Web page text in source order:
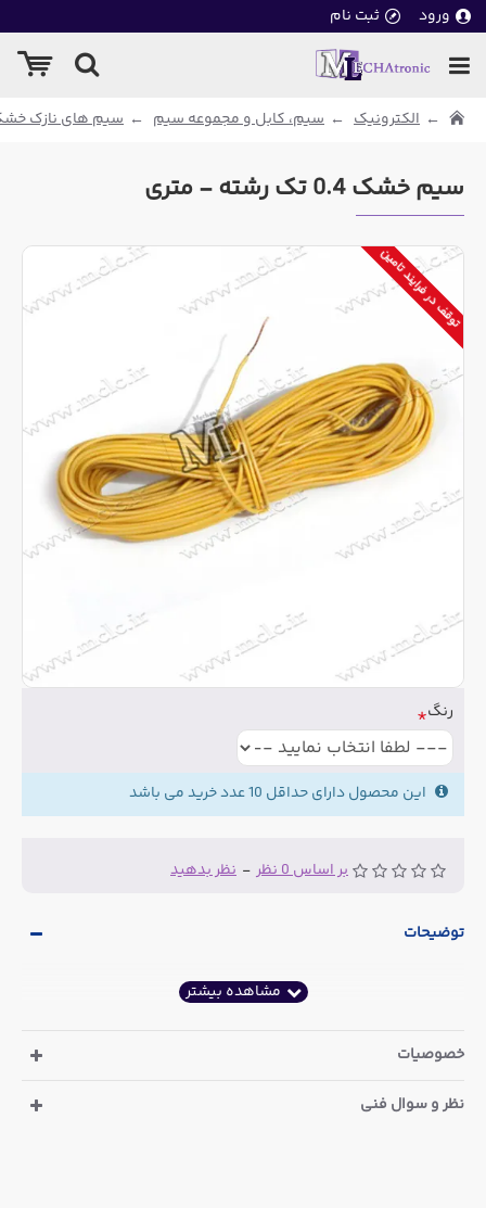
ورود ثبت نام
الکترونیک سیم، کابل و مجموعه سیم سیم های نازک
سیم خشک 0.4 تک رشته - متری
توقف در فرایند تامین
بر اساس 0 نظر - نظر بدهید
رنگ
این محصول دارای حداقل 10 عدد خرید می باشد
توضیحات
خصوصیات
نظر و سوال فنی